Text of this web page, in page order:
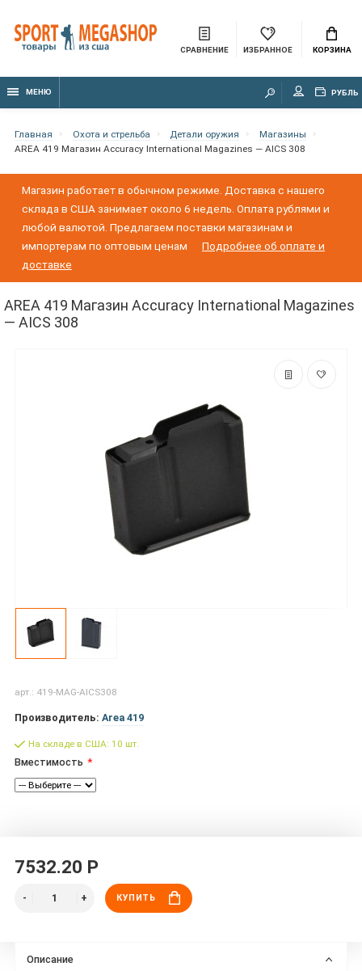
СРАВНЕНИЕ ИЗБРАННОЕ КОРЗИНА
МЕНЮ РУБЛЬ
Главная Охота и стрельба Детали оружия
Магазины
AREA 419 Магазин Accuracy International Magazines — AICS 308
Магазин работает в обычном режиме. Доставка с нашего
склада в США занимает около 6 недель. Оплата рублями и
любой валютой. Предлагаем поставки магазинам и
импортерам по оптовым ценам
Подробнее об оплате и
доставке
AREA 419 Магазин Accuracy International Magazines
— AICS 308
арт.: 419-MAG-AICS308
Производитель: Area 419
На складе в США: 10 шт.
Вместимость
7532.20 Р
КУПИТЬ
Описание